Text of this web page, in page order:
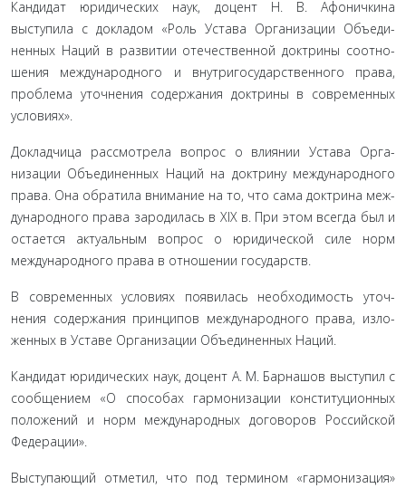
Кандидат юридических наук, доцент Н. В. Афоничкина
выступила с докладом «Роль Устава Организации Объеди­
ненных Наций в развитии отечественной доктрины соотно­
шения международного и внутригосударственного права,
проблема уточнения содержания доктрины в современных
условиях».
Докладчица рассмотрела вопрос о влиянии Устава Орга­
низации Объединенных Наций на доктрину международного
права. Она обратила внимание на то, что сама доктрина меж­
дународного права зародилась в XIX в. При этом всегда был и
остается актуальным вопрос о юридической силе норм
между­народного права в отношении государств.
В современных условиях появилась необходимость уточ­
нения содержания принципов международного права, изло­
женных в Уставе Организации Объединенных Наций.
Кандидат юридических наук, доцент А. М. Барнашов вы­ступил с
сообщением «О способах гармонизации конституци­онных
положений и норм международных договоров Россий­ской
Федерации».
Выступающий отметил, что под термином «гармониза­ция»